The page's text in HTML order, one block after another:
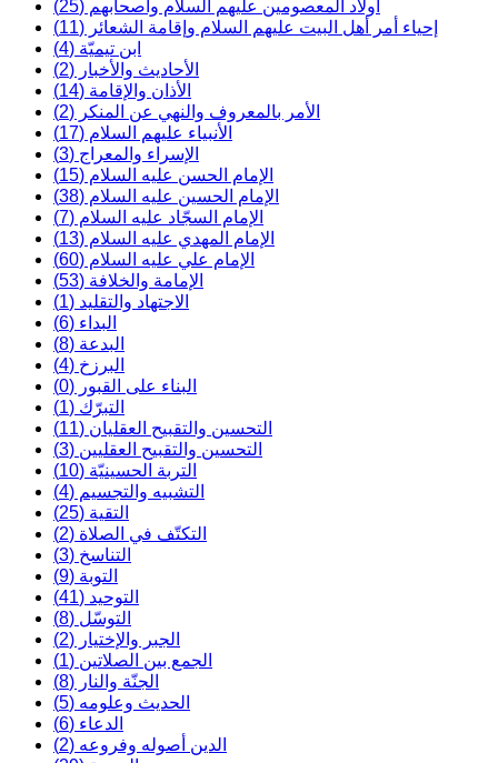
أولاد المعصومين عليهم السلام وأصحابهم (25)
إحياء أمر أهل البيت عليهم السلام وإقامة الشعائر (11)
ابن تيميّة (4)
الأحاديث والأخبار (2)
الأذان والإقامة (14)
الأمر بالمعروف والنهي عن المنكر (2)
الأنبياء عليهم السلام (17)
الإسراء والمعراج (3)
الإمام الحسن عليه السلام (15)
الإمام الحسين عليه السلام (38)
الإمام السجّاد عليه السلام (7)
الإمام المهدي عليه السلام (13)
الإمام علي عليه السلام (60)
الإمامة والخلافة (53)
الاجتهاد والتقليد (1)
البداء (6)
البدعة (8)
البرزخ (4)
البناء على القبور (0)
التبرّك (1)
التحسين والتقبيح العقليان (11)
التحسين والتقبيح العقليين (3)
التربة الحسينيّة (10)
التشبيه والتجسيم (4)
التقية (25)
التكتّف في الصلاة (2)
التناسخ (3)
التوبة (9)
التوحيد (41)
التوسّل (8)
الجبر والإختيار (2)
الجمع بين الصلاتين (1)
الجنّة والنار (8)
الحديث وعلومه (5)
الدعاء (6)
الدين أصوله وفروعه (2)